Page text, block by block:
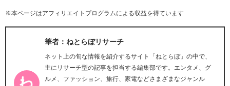
※本ページはアフィリエイトプログラムによる収益を得ています
筆者：ねとらぼリサーチ
ネット上の旬な情報を紹介するサイト「ねとらぼ」の中で、
主にリサーチ型の記事を担当する編集部です。エンタメ、グ
ルメ、ファッション、旅行、家電などさまざまなジャンル